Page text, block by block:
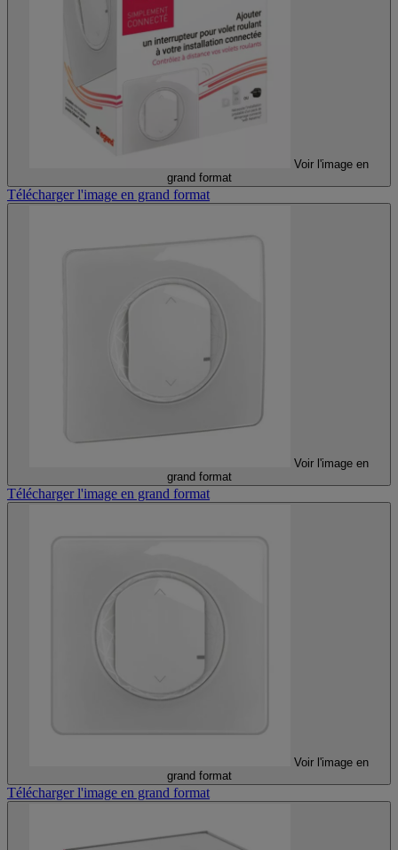
Voir l'image en
grand format
Télécharger l'image en grand format
Voir l'image en
grand format
Télécharger l'image en grand format
Voir l'image en
grand format
Télécharger l'image en grand format